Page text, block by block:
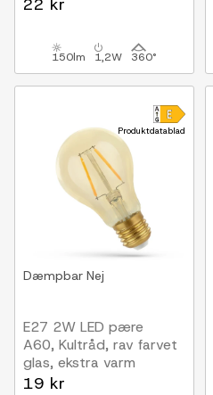
22 kr
150lm 1,2W 360°
Produktdatablad
Dæmpbar Nej
E27 2W LED pære
A60, Kultråd, rav farvet
glas, ekstra varm
19 kr